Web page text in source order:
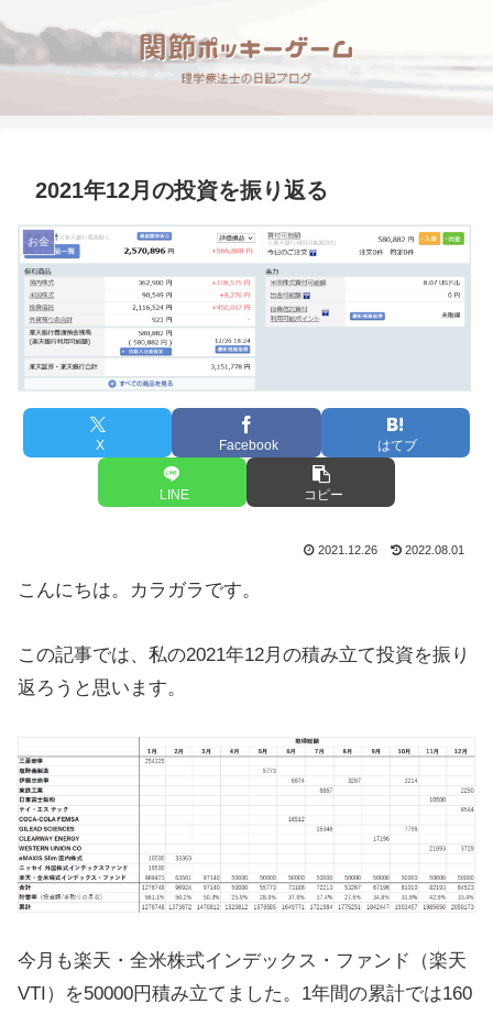
2021年12月の投資を振り返る
お金
X Facebook はてブ
LINE コピー
2021.12.26 2022.08.01
こんにちは。カラガラです。
この記事では、私の2021年12月の積み立て投資を振り
返ろうと思います。
今月も楽天・全米株式インデックス・ファンド（楽天
VTI）を50000円積み立てました。1年間の累計では160